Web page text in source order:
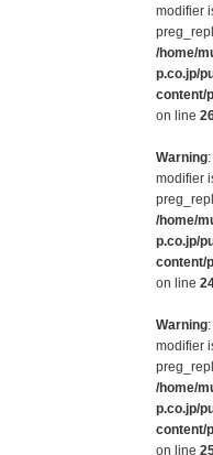
modifier
/home/
p.co.jp/
content/
on line
Warning
modifier
/home/
p.co.jp/
content/
on line
Warning
modifier
/home/
p.co.jp/
content/
on line